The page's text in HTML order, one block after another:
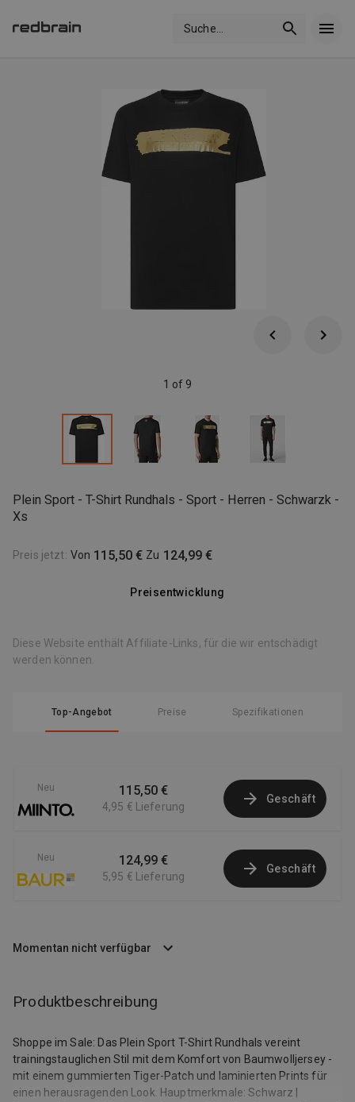
Suche
1 of 9
Plein Sport - T-Shirt Rundhals - Sport - Herren - Schwarzk -
Xs
Preis jetzt: Von 115,50 € Zu 124,99 €
Preisentwicklung
Diese Website enthält Affiliate-Links, für die wir entschädigt
werden können.
Top-Angebot Preise Spezifikationen
Neu 115,50 €
4,95 € Lieferung
Geschäft
Neu 124,99 €
5,95 € Lieferung
Geschäft
Momentan nicht verfügbar
Produktbeschreibung
Shoppe im Sale: Das Plein Sport T-Shirt Rundhals vereint
trainingstauglichen Stil mit dem Komfort von Baumwolljersey -
mit einem gummierten Tiger-Patch und laminierten Prints für
einen herausragenden Look. Hauptmerkmale: Schwarz |